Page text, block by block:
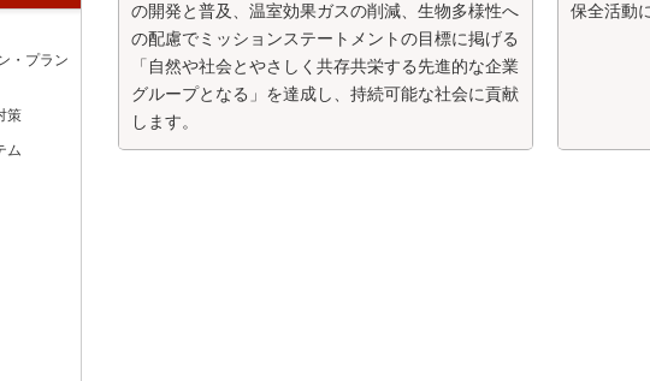
の開発と普及、温室効果ガスの削減、生物多様性へ
の配慮でミッションステートメントの目標に掲げる
「自然や社会とやさしく共存共栄する先進的な企業
グループとなる」を達成し、持続可能な社会に貢献
します。
保全活動
・プラン
策
ム